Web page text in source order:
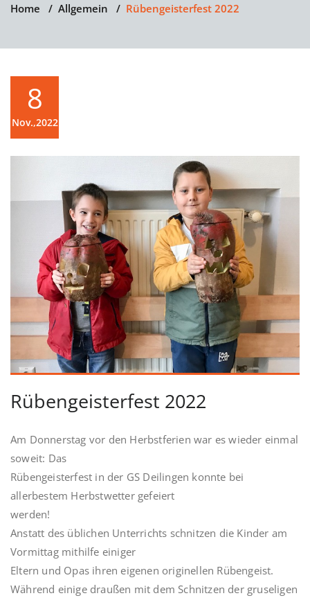
Home / Allgemein / Rübengeisterfest 2022
8
Nov.,2022
Rübengeisterfest 2022
Am Donnerstag vor den Herbstferien war es wieder einmal
soweit: Das
Rübengeisterfest in der GS Deilingen konnte bei
allerbestem Herbstwetter gefeiert
werden!
Anstatt des üblichen Unterrichts schnitzen die Kinder am
Vormittag mithilfe einiger
Eltern und Opas ihren eigenen originellen Rübengeist.
Während einige draußen mit dem Schnitzen der gruseligen